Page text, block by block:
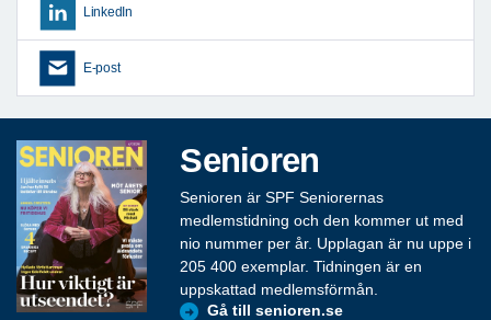
LinkedIn
E-post
Senioren
Senioren är SPF Seniorernas
medlemstidning och den kommer ut med
nio nummer per år. Upplagan är nu uppe i
205 400 exemplar. Tidningen är en
uppskattad medlemsförmån.
Gå till senioren.se